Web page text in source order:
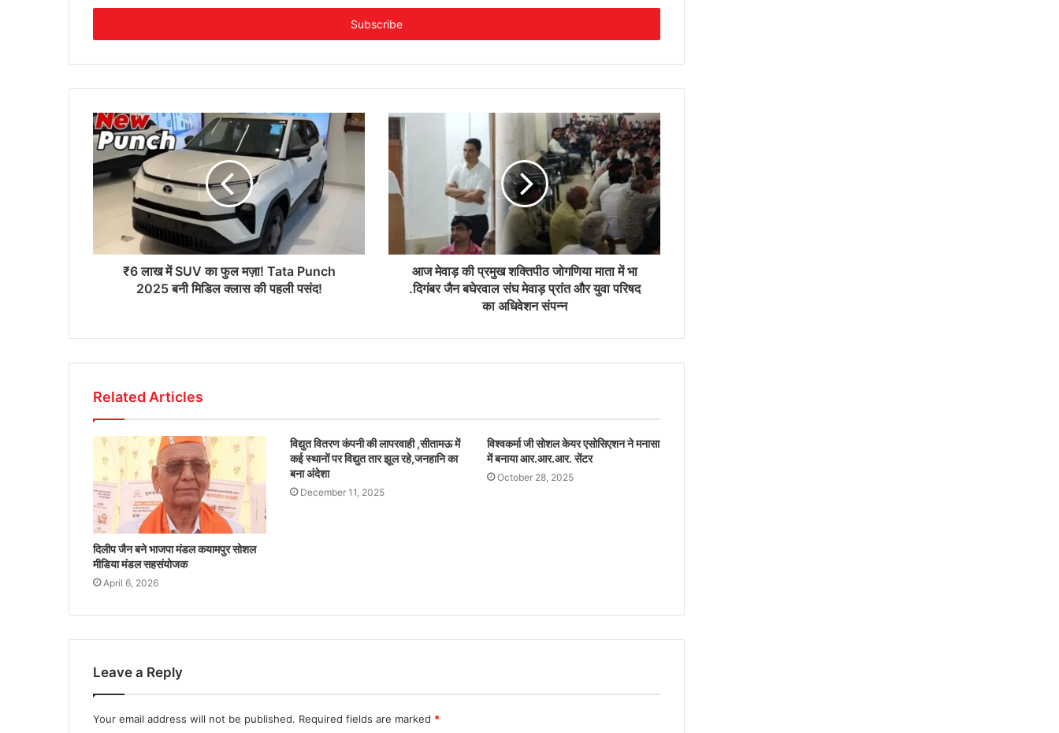
Email
₹6 लाख में SUV का फुल मज़ा! Tata Punch
2025 बनी मिडिल क्लास की पहली पसंद!
आज मेवाड़ की प्रमुख शक्तिपीठ जोगणिया माता में भा
.दिगंबर जैन बघेरवाल संघ मेवाड़ प्रांत और युवा परिषद
का अधिवेशन संपन्न
Related Articles
दिलीप जैन बने भाजपा मंडल कयामपुर सोशल
मीडिया मंडल सहसंयोजक
April 6, 2026
विद्युत वितरण कंपनी की लापरवाही ,सीतामऊ में
कई स्थानों पर विद्युत तार झूल रहे,जनहानि का
बना अंदेशा
December 11, 2025
विश्वकर्मा जी सोशल केयर एसोसिएशन ने मनासा
में बनाया आर.आर.आर. सेंटर
October 28, 2025
Leave a Reply
Your email address will not be published. Required fields are marked *